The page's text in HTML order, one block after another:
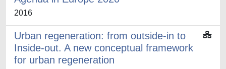
2016
Urban regeneration: from outside-in to
Inside-out. A new conceptual framework
for urban regeneration